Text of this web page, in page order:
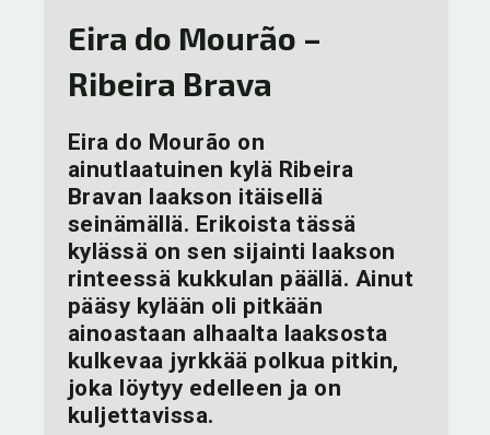
Eira do Mourão –
Ribeira Brava
Eira do Mourão on
ainutlaatuinen kylä Ribeira
Bravan laakson itäisellä
seinämällä. Erikoista tässä
kylässä on sen sijainti laakson
rinteessä kukkulan päällä. Ainut
pääsy kylään oli pitkään
ainoastaan alhaalta laaksosta
kulkevaa jyrkkää polkua pitkin,
joka löytyy edelleen ja on
kuljettavissa.